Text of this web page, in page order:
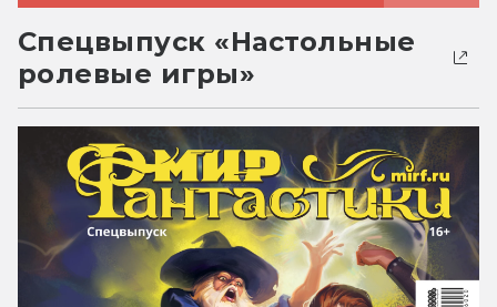
Спецвыпуск «Настольные
ролевые игры»